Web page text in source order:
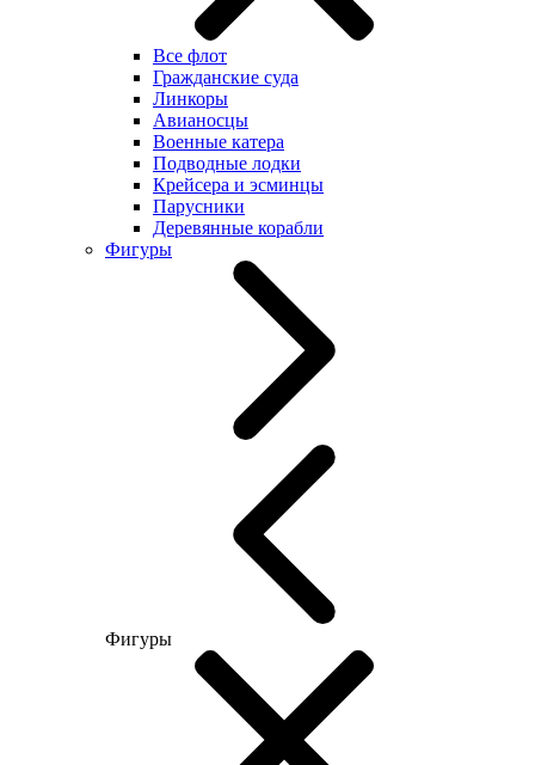
Все флот
Гражданские суда
Линкоры
Авианосцы
Военные катера
Подводные лодки
Крейсера и эсминцы
Парусники
Деревянные корабли
Фигуры
Фигуры